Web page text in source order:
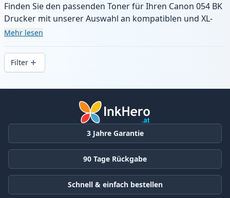
Finden Sie den passenden Toner für Ihren Canon 054 BK
Drucker mit unserer Auswahl an kompatiblen und XL-
Patronen. Profitieren Sie von gleichbleibender
in .
Mehr lesen
Filter
Produkte
3 Jahre Garantie
90 Tage Rückgabe
Schnell & einfach bestellen